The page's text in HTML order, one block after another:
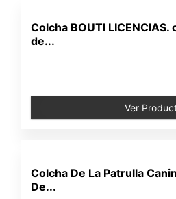
Colcha BOUTI
de...
Ver
Colcha De La Patrulla
De...